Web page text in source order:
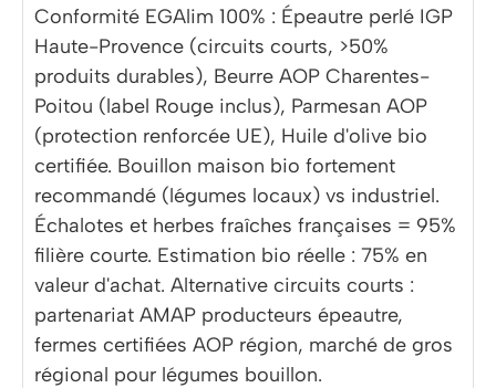
Conformité EGAlim 100% : Épeautre perlé IGP
Haute-Provence (circuits courts, >50%
produits durables), Beurre AOP Charentes-
Poitou (label Rouge inclus), Parmesan AOP
(protection renforcée UE), Huile d'olive bio
certifiée. Bouillon maison bio fortement
recommandé (légumes locaux) vs industriel.
Échalotes et herbes fraîches françaises = 95%
filière courte. Estimation bio réelle : 75% en
valeur d'achat. Alternative circuits courts :
partenariat AMAP producteurs épeautre,
fermes certifiées AOP région, marché de gros
régional pour légumes bouillon.